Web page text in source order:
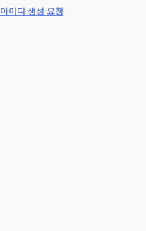
아이디 생성 요청